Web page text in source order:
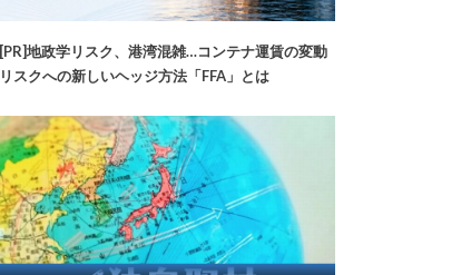
[PR]地政学リスク、港湾混雑…コンテナ運賃の変動
リスクへの新しいヘッジ方法「FFA」とは